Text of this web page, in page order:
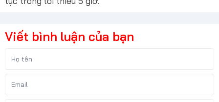
Viết bình luận của bạn